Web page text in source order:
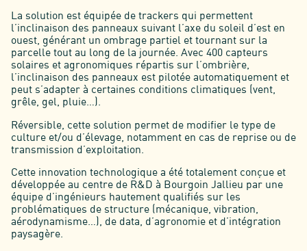
La solution est équipée de trackers qui permettent
l’inclinaison des panneaux suivant l’axe du soleil d’est en
ouest, générant un ombrage partiel et tournant sur la
parcelle tout au long de la journée. Avec 400 capteurs
solaires et agronomiques répartis sur l’ombrière,
l’inclinaison des panneaux est pilotée automatiquement et
peut s’adapter à certaines conditions climatiques (vent,
grêle, gel, pluie…).
Réversible, cette solution permet de modifier le type de
culture et/ou d’élevage, notamment en cas de reprise ou de
transmission d’exploitation.
Cette innovation technologique a été totalement conçue et
développée au centre de R&D à Bourgoin Jallieu par une
équipe d’ingénieurs hautement qualifiés sur les
problématiques de structure (mécanique, vibration,
aérodynamisme…), de data, d’agronomie et d’intégration
paysagère.